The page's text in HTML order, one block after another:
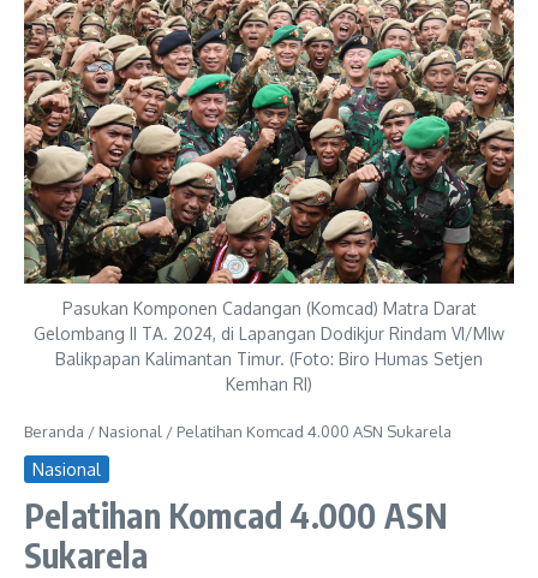
Pasukan Komponen Cadangan (Komcad) Matra Darat
Gelombang II TA. 2024, di Lapangan Dodikjur Rindam VI/MIw
Balikpapan Kalimantan Timur. (Foto: Biro Humas Setjen
Kemhan RI)
Beranda / Nasional / Pelatihan Komcad 4.000 ASN Sukarela
Nasional
Pelatihan Komcad 4.000 ASN
Sukarela